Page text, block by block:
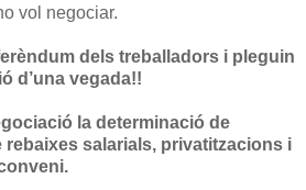
vol negociar.
dels treballadors i pleguin
d’una vegada!!
la determinació de
rebaixes salarials, privatitzacions i